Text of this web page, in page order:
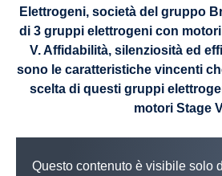
Elettrogeni, società del gruppo
di 3 gruppi elettrogeni con
V. Affidabilità, silenziosità ed
sono le caratteristiche vincenti
scelta di questi gruppi
motori Stage
Questo contenuto è visibile solo